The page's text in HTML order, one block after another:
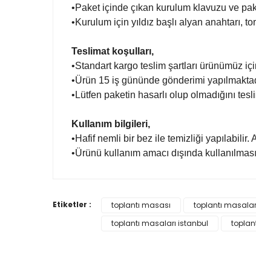
•Paket içinde çıkan kurulum klavuzu ve
•Kurulum için yıldız başlı alyan anahtarı,
Teslimat koşulları,
•Standart kargo teslim şartları ürünümüz
•Ürün 15 iş gününde gönderimi
•Lütfen paketin hasarlı olup olmadığını
Kullanım bilgileri,
•Hafif nemli bir bez ile temizliği yapılabilir.
•Ürünü kullanım amacı dışında
Bu ürünün fiyat bilgisi, resim, ürün
Etiketler : toplantı masası toplantı
toplantı masaları istanbul